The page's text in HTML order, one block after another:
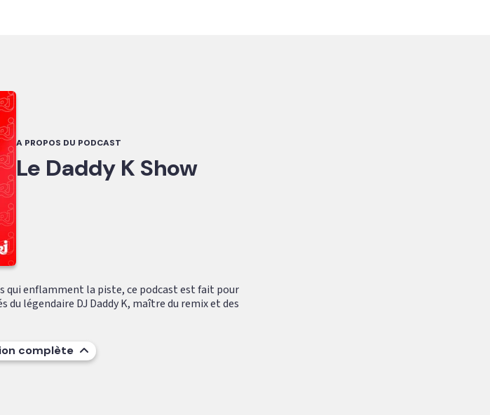
A PROPOS DU PODCAST
Le Daddy K Show
qui enflamment la piste, ce podcast est fait pour
du légendaire DJ Daddy K, maître du remix et des
complète